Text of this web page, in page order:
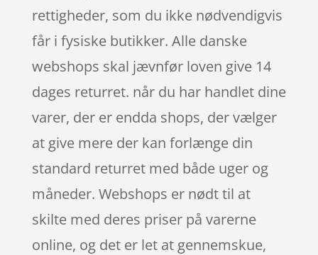
rettigheder, som du ikke nødvendigvis
får i fysiske butikker. Alle danske
webshops skal jævnfør loven give 14
dages returret. når du har handlet dine
varer, der er endda shops, der vælger
at give mere der kan forlænge din
standard returret med både uger og
måneder. Webshops er nødt til at
skilte med deres priser på varerne
online, og det er let at gennemskue,